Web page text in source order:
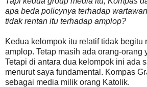
apa beda policynya terhadap
tidak rentan itu terhadap amplop?
Kedua kelompok itu relatif tidak begitu
amplop. Tetap masih ada orang-orang
Tetapi di antara dua kelompok ini ada
menurut saya fundamental. Kompas
sebagai media milik orang Katolik.